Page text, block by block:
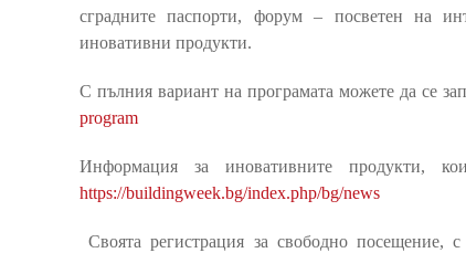
сградните паспорти, форум – посветен на
иновативни продукти.
С пълния вариант на програмата можете да се
program
Информация за иновативните продукти,
https://buildingweek.bg/index.php/bg/news
Своята регистрация за свободно